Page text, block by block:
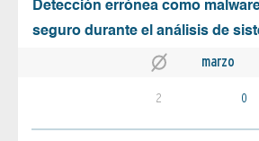
Detección errónea como
seguro durante el análisis de
marzo
2 0